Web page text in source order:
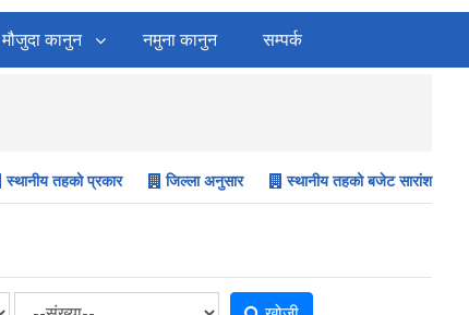
मौजुदा कानुन नमुना कानुन सम्पर्क
स्थानीय तहको बजेट सारांश
जिल्ला अनुसार
स्थानीय तहको प्रकार